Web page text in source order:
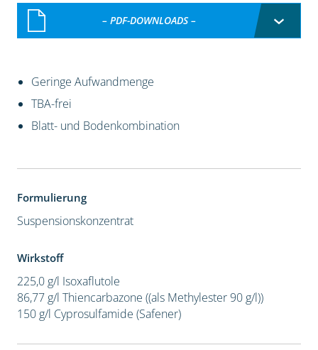
– PDF-DOWNLOADS –
Geringe Aufwandmenge
TBA-frei
Blatt- und Bodenkombination
Formulierung
Suspensionskonzentrat
Wirkstoff
225,0 g/l Isoxaflutole
86,77 g/l Thiencarbazone ((als Methylester 90 g/l))
150 g/l Cyprosulfamide (Safener)